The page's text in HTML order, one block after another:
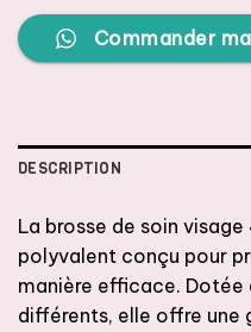
Commander
DESCRIPTION
La brosse de soin
polyvalent conçu pour
manière efficace.
différents, elle offre